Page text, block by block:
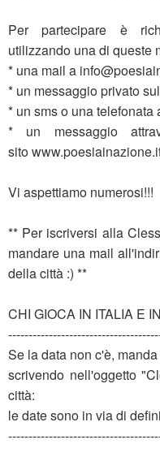
Per partecipare è
utilizzando una di queste
* una mail a
* un messaggio privato
* un sms o una telefonata
* un messaggio
sito
Vi aspettiamo numerosi!!!
** Per iscriversi alla
mandare una mail
della città :) **
CHI GIOCA IN ITALIA E
Se la data non c'è,
scrivendo nell'oggetto
città:
le date sono in via di